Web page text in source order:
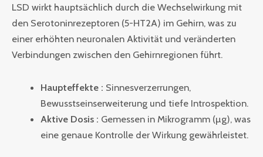
LSD wirkt hauptsächlich durch die Wechselwirkung mit
den Serotoninrezeptoren (5-HT2A) im Gehirn, was zu
einer erhöhten neuronalen Aktivität und veränderten
Verbindungen zwischen den Gehirnregionen führt.
Haupteffekte : Sinnesverzerrungen,
Bewusstseinserweiterung und tiefe Introspektion.
Aktive Dosis : Gemessen in Mikrogramm (µg), was
eine genaue Kontrolle der Wirkung gewährleistet.